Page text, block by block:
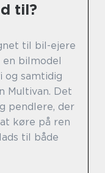
til?
til bil-ejere
bilmodel
og samtidig
Multivan. Det
pendlere, der
køre på ren
til både